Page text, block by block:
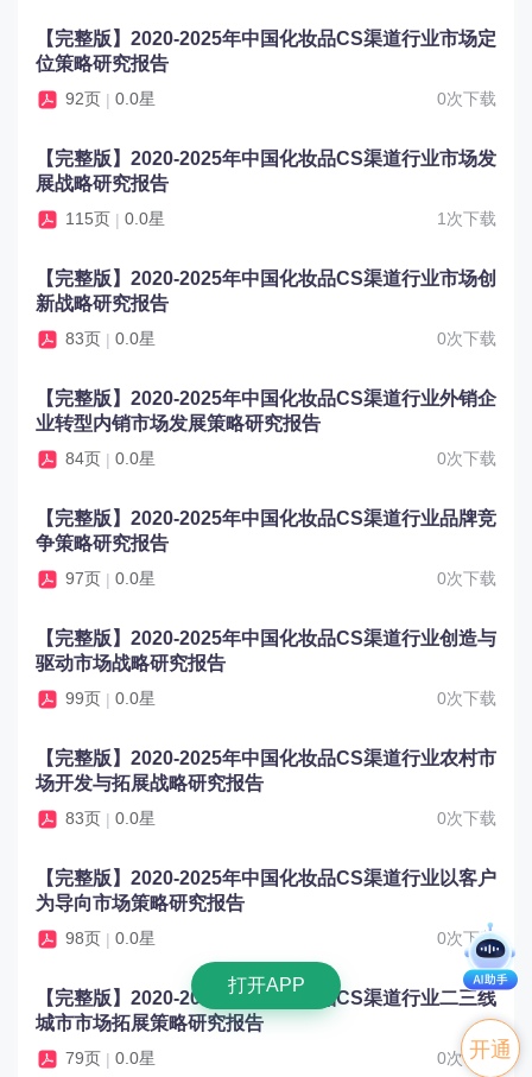
【完整版】2020-2025年中国化妆品CS渠道行业市场定
位策略研究报告
92页 | 0.0星 0次下载
【完整版】2020-2025年中国化妆品CS渠道行业市场发
展战略研究报告
115页 | 0.0星 1次下载
【完整版】2020-2025年中国化妆品CS渠道行业市场创
新战略研究报告
83页 | 0.0星 0次下载
【完整版】2020-2025年中国化妆品CS渠道行业外销企
业转型内销市场发展策略研究报告
84页 | 0.0星 0次下载
【完整版】2020-2025年中国化妆品CS渠道行业品牌竞
争策略研究报告
97页 | 0.0星 0次下载
【完整版】2020-2025年中国化妆品CS渠道行业创造与
驱动市场战略研究报告
99页 | 0.0星 0次下载
【完整版】2020-2025年中国化妆品CS渠道行业农村市
场开发与拓展战略研究报告
83页 | 0.0星 0次下载
【完整版】2020-2025年中国化妆品CS渠道行业以客户
为导向市场策略研究报告
98页 | 0.0星 0次下载
【完整版】2020-2025年中国化妆品CS渠道行业二三线
城市市场拓展策略研究报告
79页 | 0.0星 0次下载
开通
打开APP